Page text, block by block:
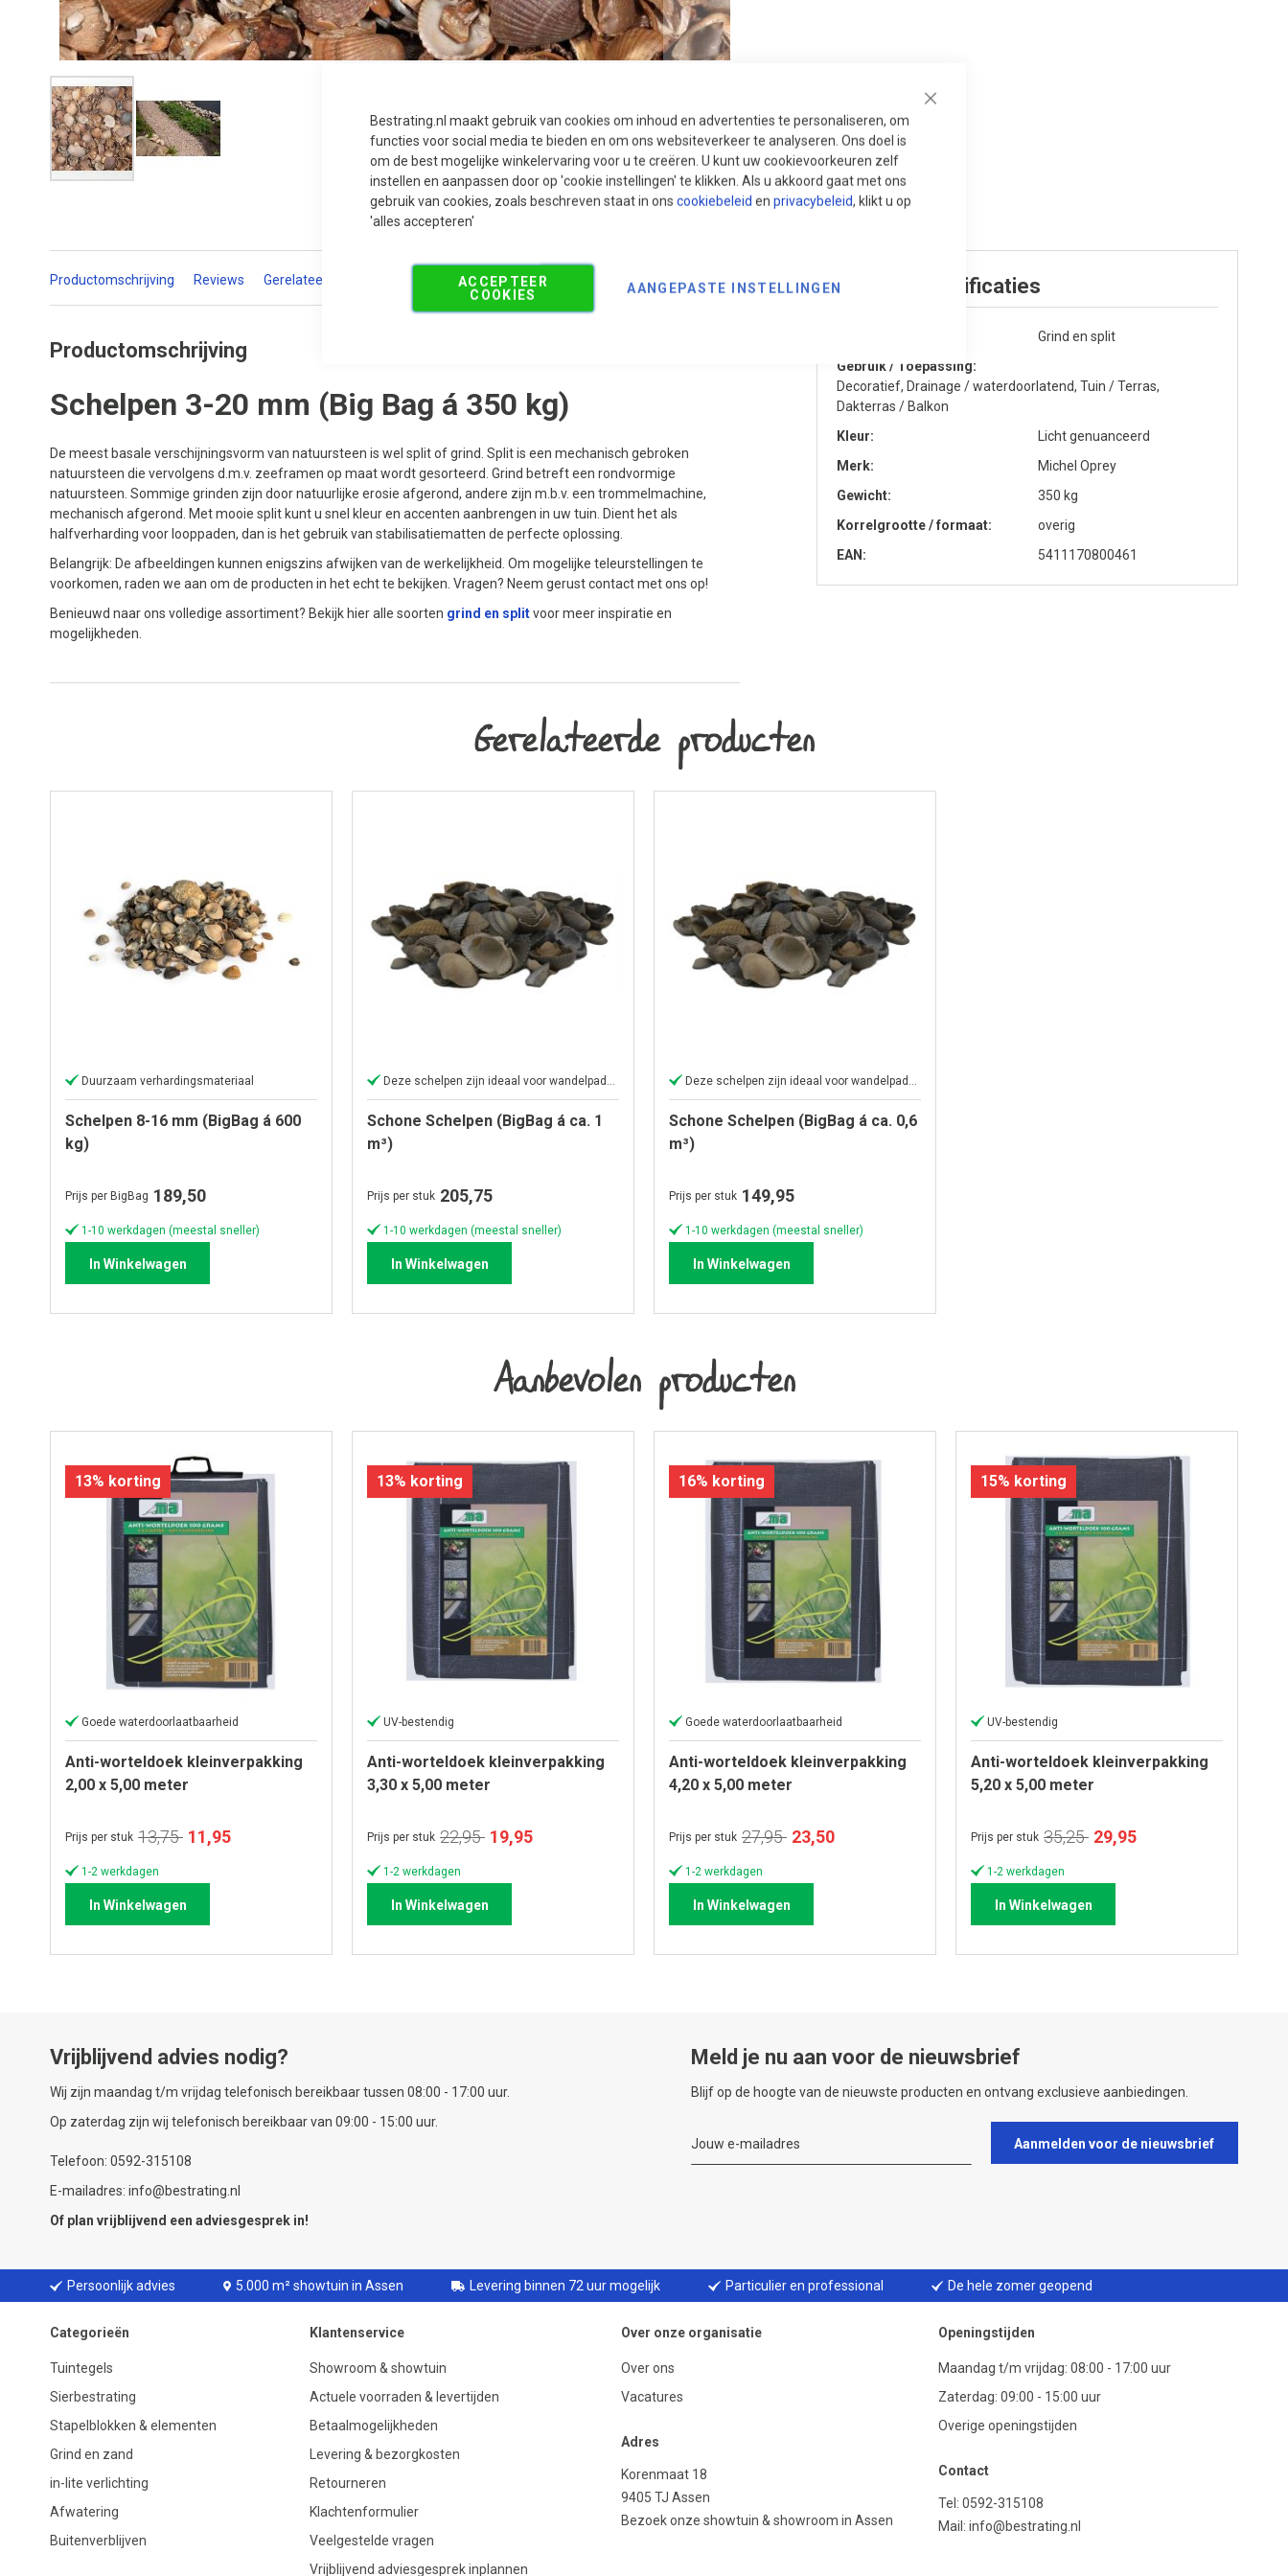
Bestrating.nl maakt gebruik van cookies om inhoud en advertenties te personaliseren, om
functies voor social media te bieden en om ons websiteverkeer te analyseren. Ons doel is
om de best mogelijke winkelervaring voor u te creëren. U kunt uw cookievoorkeuren zelf
instellen en aanpassen door op 'cookie instellingen' te klikken. Als u akkoord gaat met ons
gebruik van cookies, zoals beschreven staat in ons cookiebeleid en privacybeleid, klikt u op
'alles accepteren'
ACCEPTEER
COOKIES
AANGEPASTE INSTELLINGEN
de
gallerij
Productomschrijving Reviews Gerelateerde producten Aanbevolen producten
Productomschrijving
Schelpen 3-20 mm (Big Bag á 350 kg)
De meest basale verschijningsvorm van natuursteen is wel split of grind. Split is een mechanisch gebroken
natuursteen die vervolgens d.m.v. zeeframen op maat wordt gesorteerd. Grind betreft een rondvormige
natuursteen. Sommige grinden zijn door natuurlijke erosie afgerond, andere zijn m.b.v. een trommelmachine,
mechanisch afgerond. Met mooie split kunt u snel kleur en accenten aanbrengen in uw tuin. Dient het als
halfverharding voor looppaden, dan is het gebruik van stabilisatiematten de perfecte oplossing.
Belangrijk: De afbeeldingen kunnen enigszins afwijken van de werkelijkheid. Om mogelijke teleurstellingen te
voorkomen, raden we aan om de producten in het echt te bekijken. Vragen? Neem gerust contact met ons op!
Benieuwd naar ons volledige assortiment? Bekijk hier alle soorten grind en splitvoor meer inspiratie en
mogelijkheden.
Product specificaties
Grind en split
Gebruik / Toepassing
Decoratief, Drainage / waterdoorlatend, Tuin / Terras,
Dakterras / Balkon
Kleur
Licht genuanceerd
Merk
Michel Oprey
Gewicht
350 kg
Korrelgrootte / formaat
overig
EAN
5411170800461
Gerelateerde producten
Duurzaam verhardingsmateriaal
Schelpen 8-16 mm (BigBag á 600
kg)
Prijs per BigBag 189,50
1-10 werkdagen (meestal sneller)
In Winkelwagen
Deze schelpen zijn ideaal voor wandelpaden
Schone Schelpen (BigBag á ca. 1
m³)
Prijs per stuk 205,75
1-10 werkdagen (meestal sneller)
In Winkelwagen
Deze schelpen zijn ideaal voor wandelpaden
Schone Schelpen (BigBag á ca. 0,6
m³)
Prijs per stuk 149,95
1-10 werkdagen (meestal sneller)
In Winkelwagen
Aanbevolen producten
13% korting
Goede waterdoorlaatbaarheid
Anti-worteldoek kleinverpakking
2,00 x 5,00 meter
Prijs per stuk 13,75 Speciale
11,95
1-2 werkdagen
In Winkelwagen
13% korting
UV-bestendig
Anti-worteldoek kleinverpakking
3,30 x 5,00 meter
Prijs per stuk 22,95 Speciale
19,95
1-2 werkdagen
In Winkelwagen
16% korting
Goede waterdoorlaatbaarheid
Anti-worteldoek kleinverpakking
4,20 x 5,00 meter
Prijs per stuk 27,95 Speciale
23,50
1-2 werkdagen
In Winkelwagen
15% korting
UV-bestendig
Anti-worteldoek kleinverpakking
5,20 x 5,00 meter
Prijs per stuk 35,25 Speciale
29,95
1-2 werkdagen
In Winkelwagen
Vrijblijvend advies nodig?
Wij zijn maandag t/m vrijdag telefonisch bereikbaar tussen 08:00 - 17:00 uur.
Op zaterdag zijn wij telefonisch bereikbaar van 09:00 - 15:00 uur.
Telefoon: 0592-315108
E-mailadres: info@bestrating.nl
Of plan vrijblijvend een adviesgesprek in!
Meld je nu aan voor de nieuwsbrief
Blijf op de hoogte van de nieuwste producten en ontvang exclusieve aanbiedingen.
Aanmelden voor de nieuwsbrief
Persoonlijk advies 5.000 m² showtuin in Assen Levering binnen 72 uur mogelijk Particulier en professional De hele zomer geopend
Categorieën
Tuintegels
Sierbestrating
Stapelblokken & elementen
Grind en zand
in-lite verlichting
Afwatering
Buitenverblijven
Klantenservice
Showroom & showtuin
Actuele voorraden & levertijden
Betaalmogelijkheden
Levering & bezorgkosten
Retourneren
Klachtenformulier
Veelgestelde vragen
Vrijblijvend adviesgesprek inplannen
Over onze organisatie
Over ons
Vacatures
Adres
Korenmaat 18
9405 TJ Assen
Bezoek onze showtuin & showroom in Assen
Openingstijden
Maandag t/m vrijdag: 08:00 - 17:00 uur
Zaterdag: 09:00 - 15:00 uur
Overige openingstijden
Contact
Tel: 0592-315108
Mail: info@bestrating.nl